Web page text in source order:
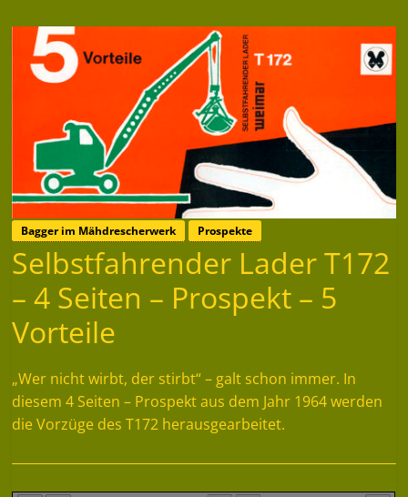
Bagger im Mähdrescherwerk Prospekte
Selbstfahrender Lader T172
– 4 Seiten – Prospekt – 5
Vorteile
„Wer nicht wirbt, der stirbt“ – galt schon immer. In
diesem 4 Seiten – Prospekt aus dem Jahr 1964 werden
die Vorzüge des T172 herausgearbeitet.